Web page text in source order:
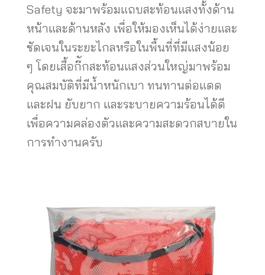
Safety จะมาพร้อมแถบสะท้อนแสงทั้งด้าน
หน้าและด้านหลัง เพื่อให้มองเห็นได้ง่ายและ
ชัดเจนในระยะไกลหรือในพื้นที่ที่มีแสงน้อย
ๆ โดยเสื้อก๊ักสะท้อนแสงส่วนใหญ่มาพร้อม
คุณสมบัติที่มีน้ำหนักเบา ทนทานต่อแดด
และฝน ยับยาก และระบายความร้อนได้ดี
เพื่อความคล่องตัวและความสะดวกสบายใน
การทำงานครับ